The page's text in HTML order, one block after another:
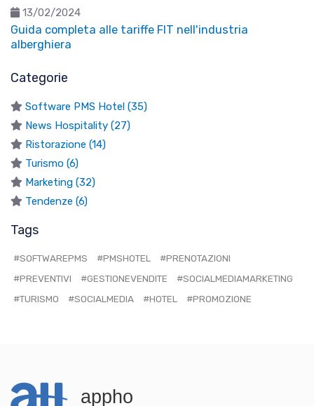
13/02/2024
Guida completa alle tariffe FIT nell'industria
alberghiera
Categorie
Software PMS Hotel (35)
News Hospitality (27)
Ristorazione (14)
Turismo (6)
Marketing (32)
Tendenze (6)
Tags
#SOFTWAREPMS #PMSHOTEL
#PRENOTAZIONI
#PREVENTIVI
#GESTIONEVENDITE
#SOCIALMEDIAMARKETING
#TURISMO
#SOCIALMEDIA #HOTEL #PROMOZIONE
appho